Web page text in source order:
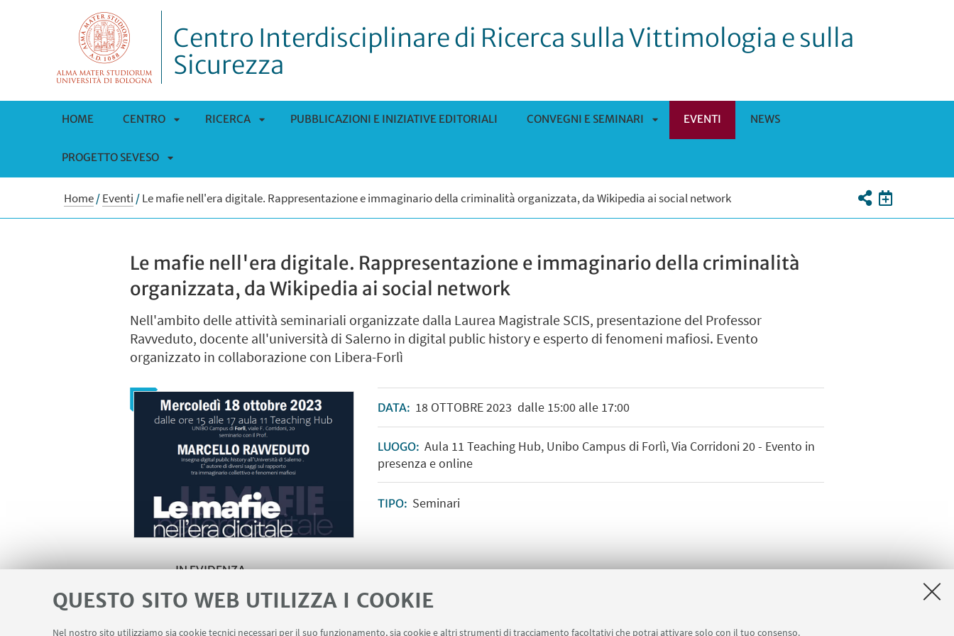
QUESTO SITO WEB UTILIZZA I COOKIE
Nel nostro sito utilizziamo sia cookie tecnici necessari per il suo funzionamento, sia cookie e altri strumenti di tracciamento facoltativi che potrai attivare solo con il tuo consenso.
Centro Interdisciplinare di Ricerca sulla Vittimologia e sulla
Sicurezza
HOME CENTRO
SOTTOMENÙ
RICERCA
SOTTOMENÙ
PUBBLICAZIONI E INIZIATIVE EDITORIALI CONVEGNI E SEMINARI
SOTTOMENÙ
EVENTI NEWS
PROGETTO SEVESO
APRI
Home/Eventi /Le mafie nell'era digitale. Rappresentazione e immaginario della criminalità organizzata, da Wikipedia ai social network
Le mafie nell'era digitale. Rappresentazione e immaginario della criminalità
organizzata, da Wikipedia ai social network
Nell'ambito delle attività seminariali organizzate dalla Laurea Magistrale SCIS, presentazione del Professor
Ravveduto, docente all'università di Salerno in digital public history e esperto di fenomeni mafiosi. Evento
organizzato in collaborazione con Libera-Forlì
DATA: 18OTTOBRE2023 dalle 15:00 alle 17:00
LUOGO: Aula 11 Teaching Hub, Unibo Campus di Forlì, Via Corridoni 20 - Evento in
presenza e online
TIPO: Seminari
IN EVIDENZA
Locandina[ .pdf 4249Kb ]